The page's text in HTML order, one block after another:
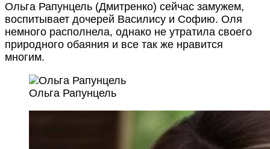
Ольга Рапунцель (Дмитренко) сейчас замужем,
воспитывает дочерей Василису и Софию. Оля
немного располнела, однако не утратила своего
природного обаяния и все так же нравится
многим.
Ольга Рапунцель